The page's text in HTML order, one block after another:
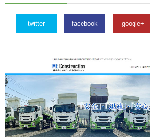
twitter facebook google+